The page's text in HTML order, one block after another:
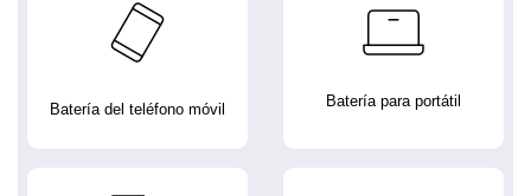
Batería del teléfono móvil Batería para portátil